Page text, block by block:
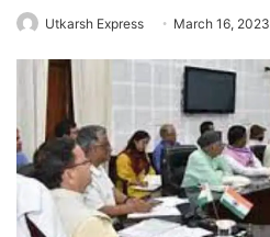
Utkarsh Express March 16, 2023